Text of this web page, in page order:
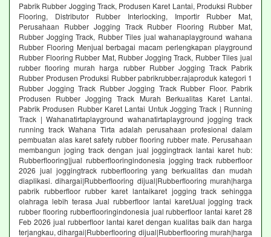
Pabrik Rubber Jogging Track, Produsen Karet Lantai, Produksi Rubber
Flooring, Distributor Rubber Interlocking, Importir Rubber Mat,
Perusahaan Rubber Jogging Track Rubber Flooring Rubber Mat,
Rubber Jogging Track, Rubber Tiles jual wahanaplayground wahana
Rubber Flooring Menjual berbagai macam perlengkapan playground
Rubber Flooring Rubber Mat, Rubber Jogging Track, Rubber Tiles jual
rubber flooring murah harga rubber Rubber Jogging Track Pabrik
Rubber Produsen Produksi Rubber pabrikrubber.rajaproduk kategori 1
Rubber Jogging Track Rubber Jogging Track Rubber Floor. Pabrik
Produsen Rubber Jogging Track Murah Berkualitas Karet Lantai.
Pabrik Produsen Rubber Karet Lantai Untuk Jogging Track | Running
Track | Wahanatirtaplayground wahanatirtaplayground jogging track
running track Wahana Tirta adalah perusahaan profesional dalam
pembuatan alas karet safety rubber flooring rubber mate. Perusahaan
membangun joging track dengan jual joggingtrack lantai karet hub:
Rubberflooring|jual rubberflooringindonesia jogging track rubberfloor
2026 jual joggingtrack rubberflooring yang berkualitas dan mudah
diaplikasi. dihargai|Rubberflooring dijual|Rubberflooring murah|harga
pabrik rubberfloor rubber karet lantaikaret jogging track sehingga
olahraga lebih terasa Jual rubberfloor lantai karetJual jogging track
rubber flooring rubberflooringindonesia jual rubberfloor lantai karet 28
Feb 2026 jual rubberfloor lantai karet dengan kualitas baik dan harga
terjangkau, dihargai|Rubberflooring dijual|Rubberflooring murah|harga